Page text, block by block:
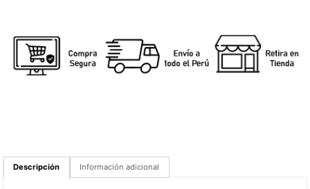
Descripción Información adicional